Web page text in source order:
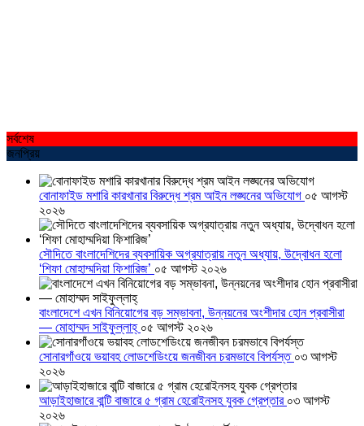
সর্বশেষ
জনপ্রিয়
বোনাফাইড মশারি কারখানার বিরুদ্ধে শ্রম আইন লঙ্ঘনের অভিযোগ ০৫ আগস্ট
২০২৬
সৌদিতে বাংলাদেশিদের ব্যবসায়িক অগ্রযাত্রায় নতুন অধ্যায়, উদ্বোধন হলো
‘শিফা মোহাম্মদিয়া ফিশারিজ’ ০৫ আগস্ট ২০২৬
বাংলাদেশে এখন বিনিয়োগের বড় সম্ভাবনা, উন্নয়নের অংশীদার হোন প্রবাসীরা
— মোহাম্মদ সাইফুল্লাহ্ ০৫ আগস্ট ২০২৬
সোনারগাঁওয়ে ভয়াবহ লোডশেডিংয়ে জনজীবন চরমভাবে বিপর্যস্ত ০৩ আগস্ট
২০২৬
আড়াইহাজারে বান্টি বাজারে ৫ গ্রাম হেরোইনসহ যুবক গ্রেপ্তার ০৩ আগস্ট
২০২৬